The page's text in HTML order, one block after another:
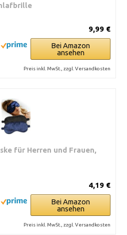
9,99 €
Bei Amazon
ansehen
Preis inkl. MwSt., zzgl. Versandkosten
für Herren und Frauen,
4,19 €
Bei Amazon
ansehen
Preis inkl. MwSt., zzgl. Versandkosten